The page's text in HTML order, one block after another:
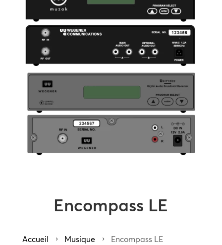
Encompass LE
Accueil 5 Musique 5 Encompass LE